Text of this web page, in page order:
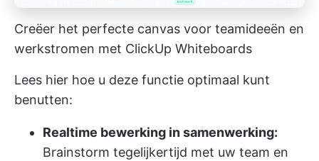
Creëer het perfecte canvas voor teamideeën en
werkstromen met ClickUp Whiteboards
Lees hier hoe u deze functie optimaal kunt
benutten:
Realtime bewerking in samenwerking:
Brainstorm tegelijkertijd met uw team en